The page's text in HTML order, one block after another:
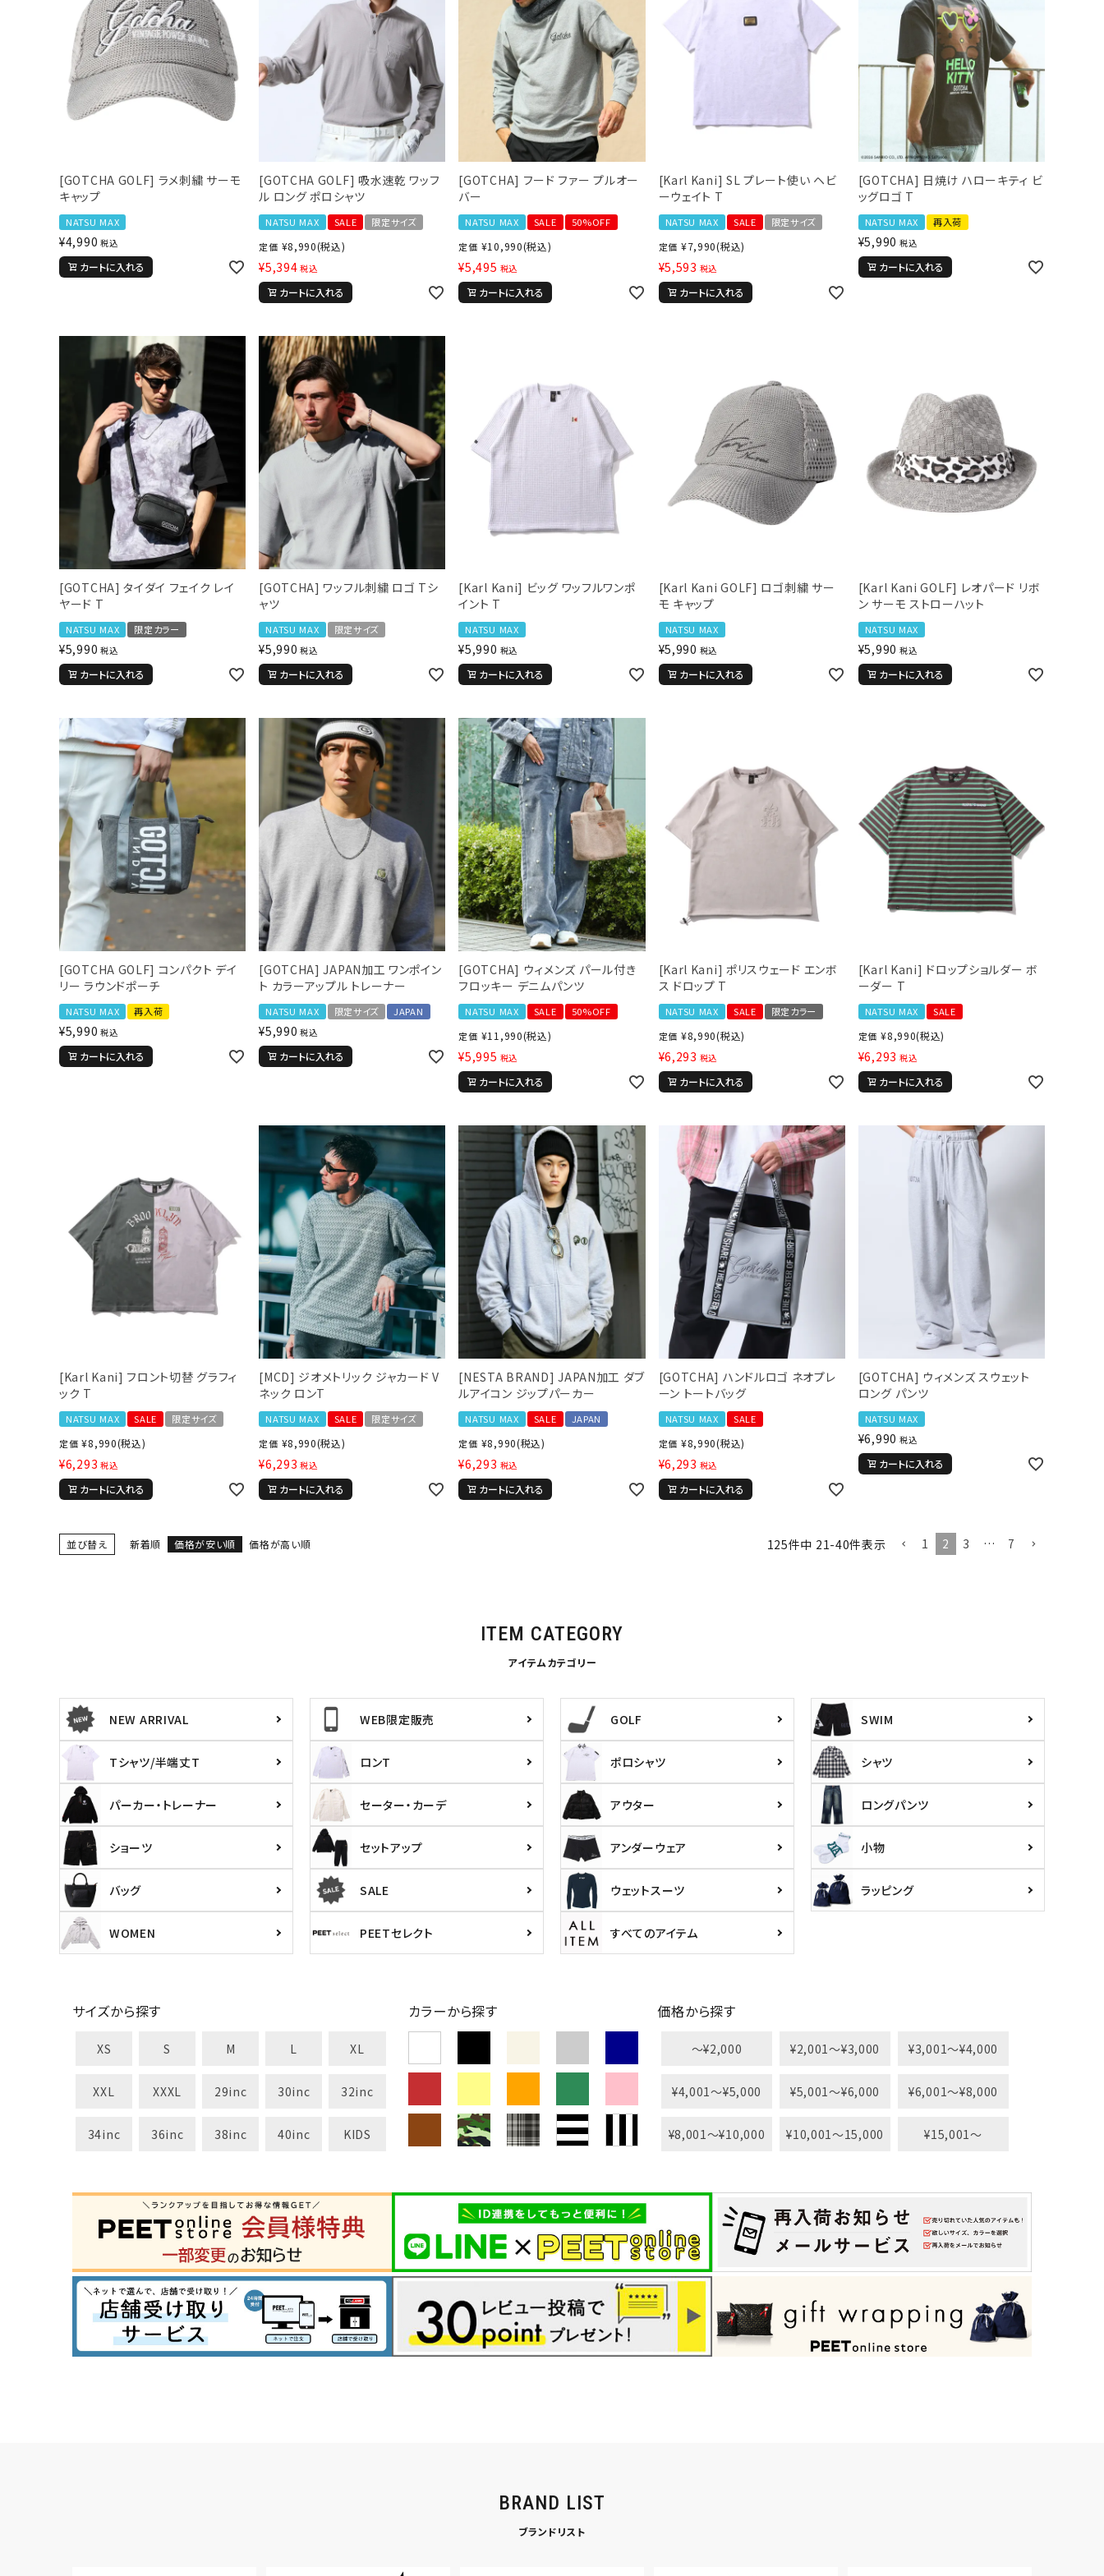
新作アイテム
ニュース・特集
キーワードから探す
search
価格から探す
円 ～ 円
並び順
サイズ
S
L XXL
29inc
32inc 36inc 38inc 40inc
KIDS
カラー
[GOTCHA GOLF] ラメ刺繍 サーモ
キャップ
NATSU MAX
¥4,990 税込
カートに入れる
[GOTCHA GOLF] 吸水速乾 ワッフ
ル ロング ポロシャツ
NATSU MAX SALE
限定サイズ
定価 ¥8,990(税込)
¥5,394 税込
カートに入れる
[GOTCHA] フード ファー プルオー
バー
NATSU MAX SALE
50%OFF
定価 ¥10,990(税込)
¥5,495 税込
カートに入れる
[Karl Kani] SL プレート使い ヘビ
ーウェイト T
NATSU MAX SALE
限定サイズ
定価 ¥7,990(税込)
¥5,593 税込
カートに入れる
[GOTCHA] 日焼け ハローキティ ビ
ッグロゴ T
NATSU MAX 再入荷
¥5,990 税込
カートに入れる
[GOTCHA] タイダイ フェイク レイ
ヤード T
NATSU MAX 限定カラー
¥5,990 税込
カートに入れる
[GOTCHA] ワッフル刺繍 ロゴ Tシ
ャツ
NATSU MAX 限定サイズ
¥5,990 税込
カートに入れる
[Karl Kani] ビッグ ワッフルワンポ
イント T
NATSU MAX
¥5,990 税込
カートに入れる
[Karl Kani GOLF] ロゴ刺繍 サー
モ キャップ
NATSU MAX
¥5,990 税込
カートに入れる
[Karl Kani GOLF] レオパード リボ
ン サーモ ストローハット
NATSU MAX
¥5,990 税込
カートに入れる
[GOTCHA GOLF] コンパクト デイ
リー ラウンドポーチ
NATSU MAX 再入荷
¥5,990 税込
カートに入れる
[GOTCHA] JAPAN加工 ワンポイン
ト カラーアップル トレーナー
NATSU MAX 限定サイズ JAPAN
¥5,990 税込
カートに入れる
[GOTCHA] ウィメンズ パール付き
フロッキー デニムパンツ
NATSU MAX SALE
50%OFF
定価 ¥11,990(税込)
¥5,995 税込
カートに入れる
[Karl Kani] ポリスウェード エンボ
ス ドロップ T
NATSU MAX SALE
限定カラー
定価 ¥8,990(税込)
¥6,293 税込
カートに入れる
[Karl Kani] ドロップショルダー ボ
ーダー T
NATSU MAX
SALE
定価 ¥8,990(税込)
¥6,293 税込
カートに入れる
[Karl Kani] フロント切替 グラフィ
ック T
NATSU MAX SALE
限定サイズ
定価 ¥8,990(税込)
¥6,293 税込
カートに入れる
[MCD] ジオメトリック ジャカード V
ネック ロンT
NATSU MAX SALE
限定サイズ
定価 ¥8,990(税込)
¥6,293 税込
カートに入れる
[NESTA BRAND] JAPAN加工 ダブ
ルアイコン ジップパーカー
NATSU MAX SALE
JAPAN
定価 ¥8,990(税込)
¥6,293 税込
カートに入れる
[GOTCHA] ハンドルロゴ ネオプレ
ーン トートバッグ
NATSU MAX
SALE
定価 ¥8,990(税込)
¥6,293 税込
カートに入れる
[GOTCHA] ウィメンズ スウェット
ロング パンツ
NATSU MAX
¥6,990 税込
カートに入れる
並び替え 新着順 価格が安い順 価格が高い順 125件中 21-40件表示 1 2 3 … 7
ITEM CATEGORY
アイテムカテゴリー
NEW ARRIVAL WEB限定販売 GOLF SWIM
Tシャツ/半端丈T ロンT ポロシャツ シャツ
パーカー・トレーナー セーター・カーデ アウター ロングパンツ
ショーツ セットアップ アンダーウェア 小物
バッグ SALE ウェットスーツ ラッピング
WOMEN PEETセレクト すべてのアイテム
サイズから探す
XS S M L XL
XXL XXXL 29inc 30inc 32inc
34inc 36inc 38inc 40inc KIDS
カラーから探す 価格から探す
〜¥2,000 ¥2,001〜¥3,000 ¥3,001〜¥4,000
¥4,001〜¥5,000 ¥5,001〜¥6,000 ¥6,001〜¥8,000
¥8,001〜¥10,000 ¥10,001〜15,000 ¥15,001〜
BRAND LIST
ブランドリスト